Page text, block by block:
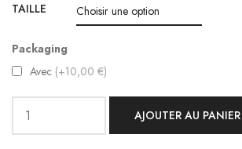
TAILLE
Packaging
Avec (+10,00 €)
quantité
AJOUTER AU PANIER